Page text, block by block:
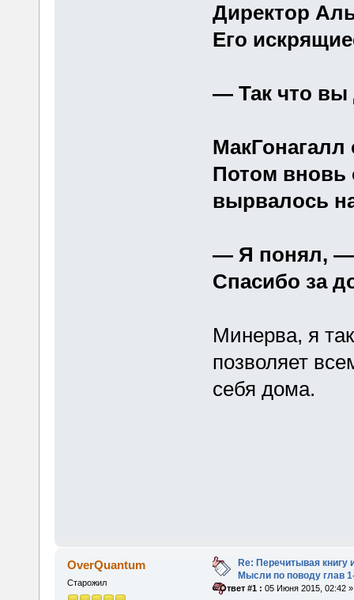
Директор
Его
— Так что вы
МакГонагалл
Потом вновь
вырвалось
— Я понял, —
Спасибо за
Минерва, я
позволяет
себя дома.
OverQuantum
Старожил
Re: Перечитывая книгу
Мысли по поводу глав
«Ответ #1 : 05 Июня 2015, 02:42 »